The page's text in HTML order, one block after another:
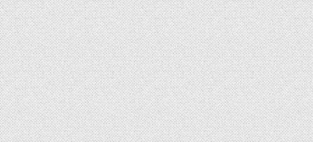
Denda Truk ODOL mundur lagi, kapan masalah jalan rusak akan
selesai ? | Ep. 2772
July 30, 2026
OM BOB Indonesia
Yang Lapar Satwa, yang Kenyang Siapa? | Ep. 2771
July 29, 2026
OM BOB Indonesia
Beras Mahal, Prabowo : Tanam Padi Sendiri! apa solusi yang paling
jitu? | Ep. 2770
July 28, 2026
OM BOB Indonesia